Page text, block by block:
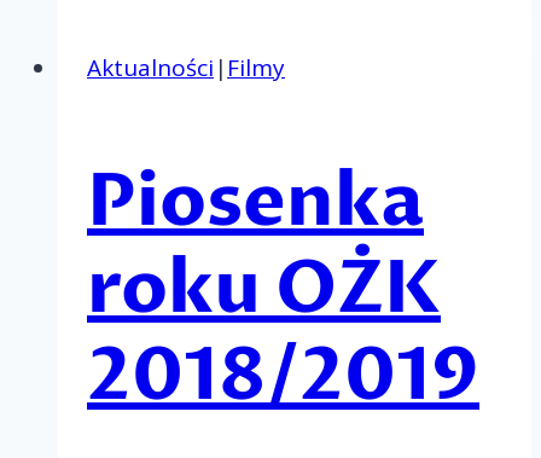
Aktualności | Filmy
Piosenka
roku OŻK
2018/2019